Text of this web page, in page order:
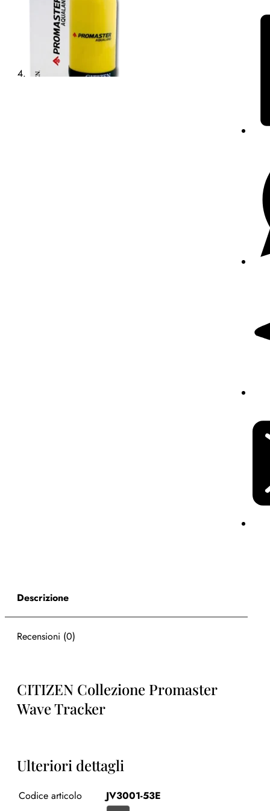
Descrizione
Recensioni (0)
CITIZEN Collezione Promaster
Wave Tracker
Ulteriori dettagli
Codice articolo JV3001-53E